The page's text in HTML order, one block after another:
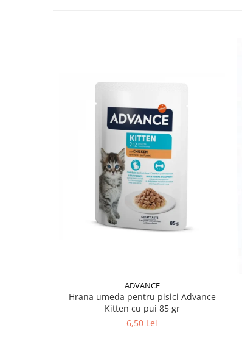
ADVANCE
Hrana umeda pentru pisici Advance
Kitten cu pui 85 gr
6,50 Lei